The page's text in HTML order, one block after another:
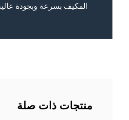
المكيف بسرعة وبجودة
منتجات ذات صلة